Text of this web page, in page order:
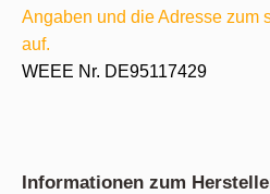
Angaben und die Adresse zum
auf.
WEEE Nr. DE95117429
Informationen zum